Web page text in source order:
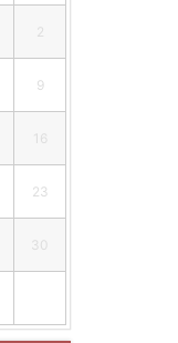
2
9
16
23
30